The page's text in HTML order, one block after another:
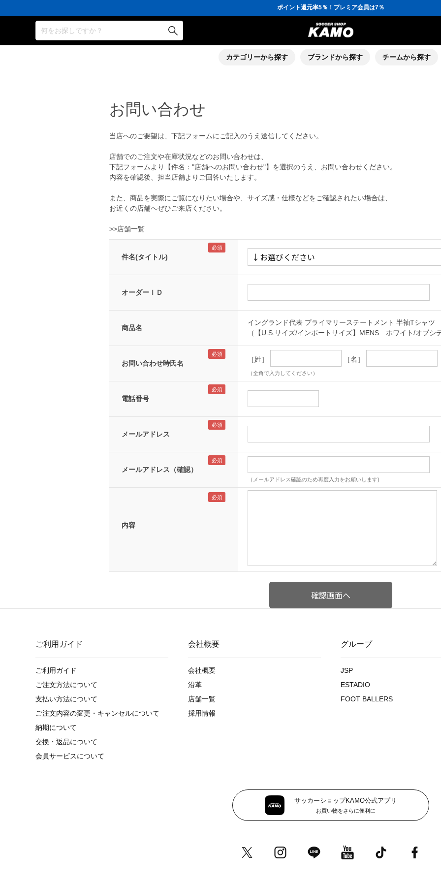
ポイント還元率5％！プレミア会員は7％
会員の方にはお誕生月に「10％OFFクーポン」プレゼント！
16,000円(税込)以上でシューズケースプレゼント！
3,300円(税込)以上で送料無料！
ポイント還元率5％！プレミア会員は7％
会員の方にはお誕生月に「10％OFFクーポン」プレゼント！
何をお探しですか？
カテゴリーから探す ブランドから探す チームから探す
お問い合わせ
当店へのご要望は、下記フォームにご記入のうえ送信してください。
店舗でのご注文や在庫状況などのお問い合わせは、
下記フォームより【件名："店舗へのお問い合わせ"】を選択のうえ、お問い合わせください。
内容を確認後、担当店舗よりご回答いたします。
また、商品を実際にご覧になりたい場合や、サイズ感・仕様などをご確認されたい場合は、
お近くの店舗へぜひご来店ください。
>>店舗一覧
件名(タイトル)
オーダーＩＤ
商品名
イングランド代表 プライマリーステートメント 半袖Tシャツ
（【U.S.サイズ/インポートサイズ】MENS ホワイト/オブシ
お問い合わせ時氏名 ［姓］ ［名］
（全角で入力してください）
電話番号
メールアドレス
メールアドレス（確認）
（メールアドレス確認のため再度入力をお願いします)
内容
ご利用ガイド
ご利用ガイド
ご注文方法について
支払い方法について
ご注文内容の変更・キャンセルについて
納期について
交換・返品について
会員サービスについて
会社概要
会社概要
沿革
店舗一覧
採用情報
グループ
JSP
ESTADIO
FOOT BALLERS
サッカーショップKAMO公式アプリ
お買い物をさらに便利に